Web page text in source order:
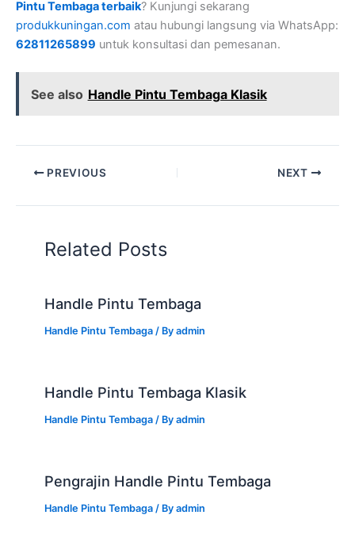
Pintu Tembaga terbaik? Kunjungi sekarang
produkkuningan.com atau hubungi langsung via WhatsApp:
62811265899 untuk konsultasi dan pemesanan.
See also Handle Pintu Tembaga Klasik
PREVIOUS NEXT
Related Posts
Handle Pintu Tembaga
Handle Pintu Tembaga / Byadmin
Handle Pintu Tembaga Klasik
Handle Pintu Tembaga / Byadmin
Pengrajin Handle Pintu Tembaga
Handle Pintu Tembaga / Byadmin